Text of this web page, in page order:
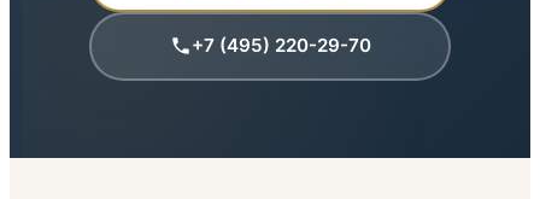
+7 (495) 220-29-70